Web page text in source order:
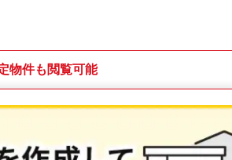
物件も閲覧可能